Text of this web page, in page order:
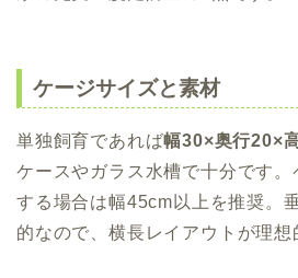
ケージサイズと素材
単独飼育であれば幅30×奥行20×
ケースやガラス水槽で十分です
する場合は幅45cm以上を推奨。
的なので、横長レイアウトが理想